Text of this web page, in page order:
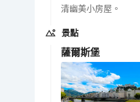
清幽美小房屋。
景點
薩爾斯堡